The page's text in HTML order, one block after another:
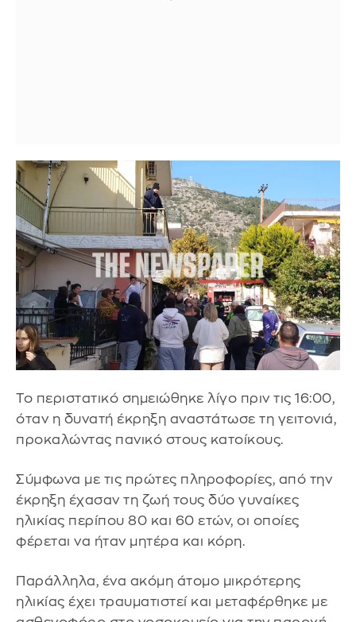
Το περιστατικό σημειώθηκε λίγο πριν τις 16:00,
όταν η δυνατή έκρηξη αναστάτωσε τη γειτονιά,
προκαλώντας πανικό στους κατοίκους.
Σύμφωνα με τις πρώτες πληροφορίες, από την
έκρηξη έχασαν τη ζωή τους δύο γυναίκες
ηλικίας περίπου 80 και 60 ετών, οι οποίες
φέρεται να ήταν μητέρα και κόρη.
Παράλληλα, ένα ακόμη άτομο μικρότερης
ηλικίας έχει τραυματιστεί και μεταφέρθηκε με